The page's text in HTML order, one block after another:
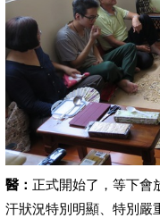
醫： 正式開始了，等下會
汗狀況特別明顯、特別嚴